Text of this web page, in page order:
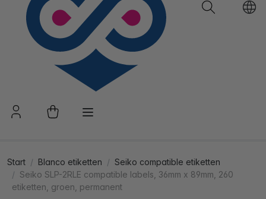
Start Blanco etiketten
Seiko compatible etiketten
Seiko SLP-2RLE compatible labels, 36mm x 89mm, 260
etiketten, groen, permanent